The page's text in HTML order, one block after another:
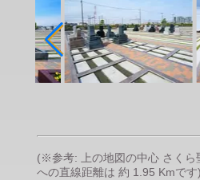
(※参考: 上の地図の中心 さくら
への直線距離は 約 1.95 Kmです)